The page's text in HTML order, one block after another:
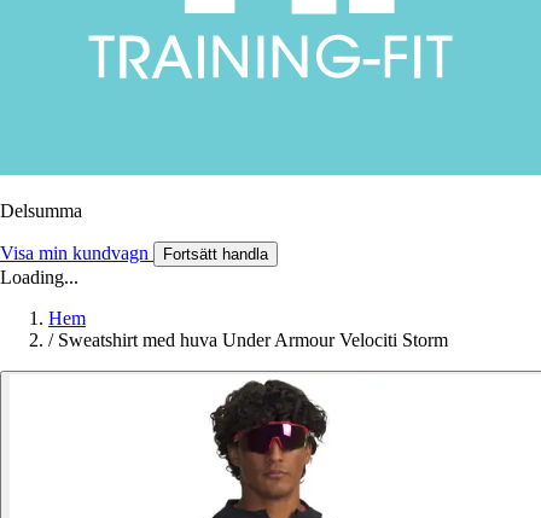
Delsumma
Visa min kundvagn Fortsätt handla
Loading...
Hem
/ Sweatshirt med huva Under Armour Velociti Storm